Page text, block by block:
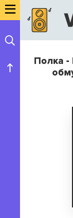
Полка -